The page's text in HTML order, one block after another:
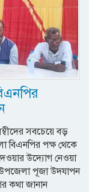
সবচেয়ে বড়
বিএনপির পক্ষ থেকে
উদ্যোগ নেওয়া
উপজেলা পূজা উদযাপন
কথা জানান